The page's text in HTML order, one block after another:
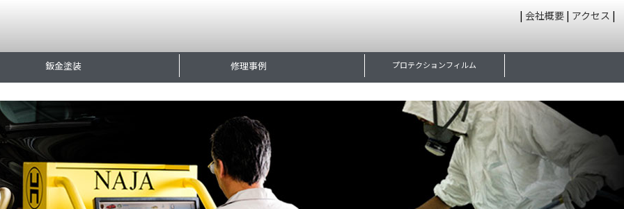
| 会社概要 | アクセス |
鈑金塗装 修理事例 プロテクションフィルム